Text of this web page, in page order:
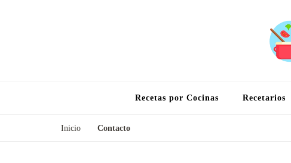
Recetas por Cocinas Recetarios
Inicio Contacto